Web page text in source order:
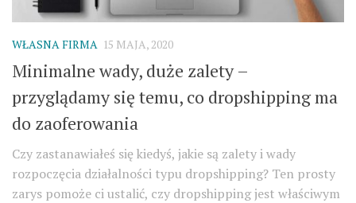
WŁASNA FIRMA 15 MAJA, 2020
Minimalne wady, duże zalety –
przyglądamy się temu, co dropshipping ma
do zaoferowania
Czy zastanawiałeś się kiedyś, jakie są zalety i wady
rozpoczęcia działalności typu dropshipping? Ten prosty
zarys pomoże ci ustalić, czy dropshipping jest właściwym